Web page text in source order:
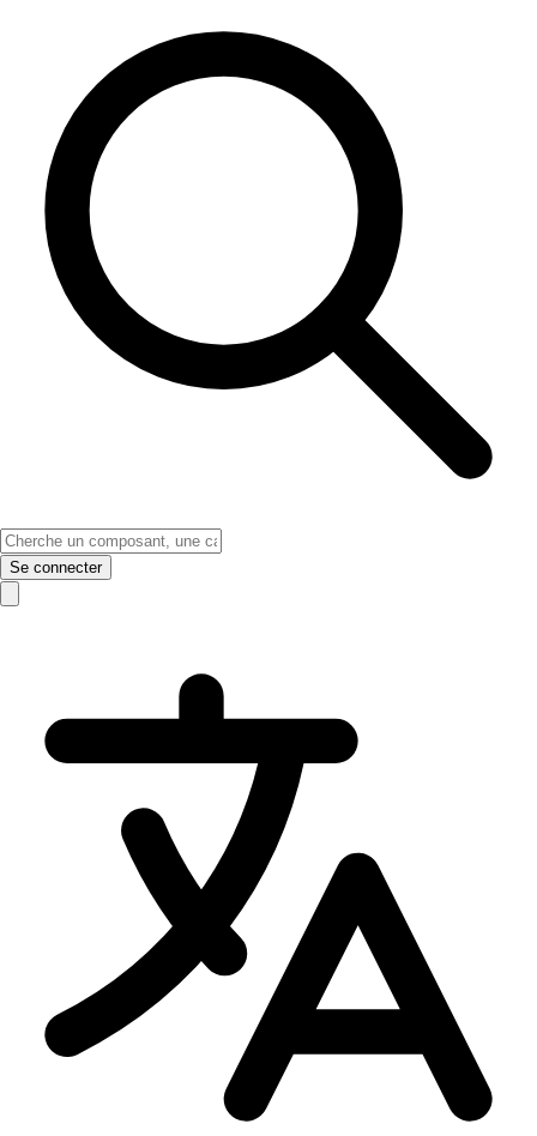
Se connecter